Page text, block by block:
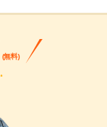
(無料)